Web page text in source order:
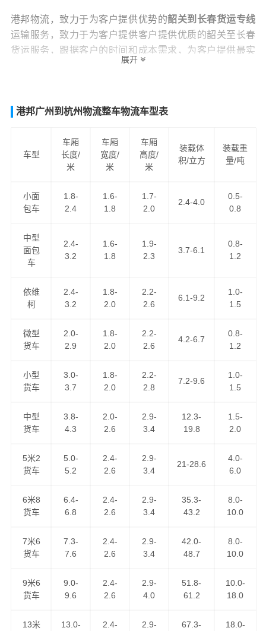
港邦物流，致力于为客户提供优势的韶关到长春货运专线
运输服务，致力于为客户提供客户提供优质的韶关至长春
货运服务，跟据客户的时间和成本需求，为客户提供最实
际，最合理，最便捷的韶关至长春货运专线物流解决方
系列之一，为客户提供韶关到长春货运专线 服务，公路汽
车运输服务，为客户提供优势的韶关到长春物流专线运输
韶关到长春货运为客户提供舒适省心放心的韶关至
港邦物流作为韶关到长春物流公司
知名企业之一，运营韶
服务理念，把坚持不懈的物流精神弘扬广大，得到了广大
客户的认可，现已成为我司品牌专线之一，天天通过零担
江区,曲江区,始兴县,仁化县,翁源县,乳源瑶族,新丰县,乐昌,
南雄；
韶关到长春货运公司
为工厂、贸易商、批发商等货主提供
整车、零担、大件运输、普快特快、搬家搬厂、回程车调
配送，送货到指定地点。港邦物流是中国人民财产保险公
您可以放心地把货托付港邦物流！
展开
港邦广州到杭州物流整车物流车型表
车型
车厢
长度/
米
车厢
宽度/
米
车厢
高度/
米
装载体
积/立方
装载重
量/吨
小面
包车
1.8-
2.4
1.6-
1.8
1.7-
2.0
2.4-4.0
0.5-
0.8
中型
面包
车
2.4-
3.2
1.6-
1.8
1.9-
2.3
3.7-6.1
0.8-
1.2
依维
柯
2.4-
3.2
1.8-
2.0
2.2-
2.6
6.1-9.2
1.0-
1.5
微型
货车
2.0-
2.9
1.8-
2.0
2.2-
2.6
4.2-6.7
0.8-
1.2
小型
货车
3.0-
3.7
1.8-
2.0
2.2-
2.8
7.2-9.6
1.0-
1.5
中型
货车
3.8-
4.3
2.0-
2.6
2.9-
3.4
12.3-
19.8
1.5-
2.0
5米2
货车
5.0-
5.2
2.4-
2.6
2.9-
3.4
21-28.6
4.0-
6.0
6米8
货车
6.4-
6.8
2.4-
2.6
2.9-
3.4
35.3-
43.2
8.0-
10.0
7米6
货车
7.3-
7.6
2.4-
2.6
2.9-
3.4
42.0-
48.7
8.0-
10.0
9米6
货车
9.0-
9.6
2.4-
2.6
2.9-
4.0
51.8-
61.2
10.0-
18.0
13米
13.0-
2.4-
2.9-
67.3-
18.0-